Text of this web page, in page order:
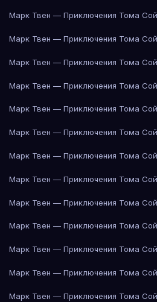
Марк Твен — Приключения Тома
Марк Твен — Приключения Тома
Марк Твен — Приключения Тома
Марк Твен — Приключения Тома
Марк Твен — Приключения Тома
Марк Твен — Приключения Тома
Марк Твен — Приключения Тома
Марк Твен — Приключения Тома
Марк Твен — Приключения Тома
Марк Твен — Приключения Тома
Марк Твен — Приключения Тома
Марк Твен — Приключения Тома
Марк Твен — Приключения Тома